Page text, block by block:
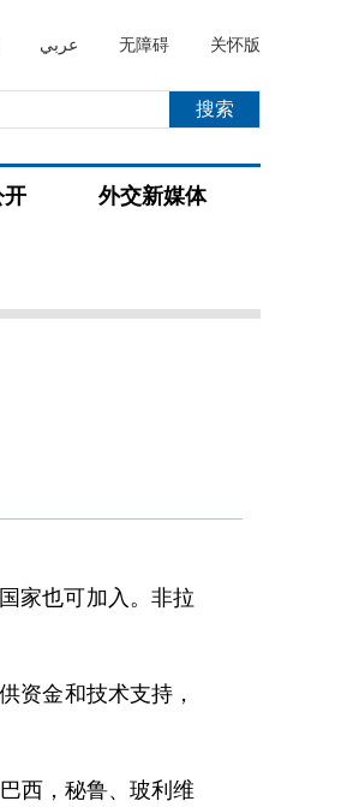
عربي 无障碍 关怀版
开 外交新媒体
家也可加入。非拉
资金和技术支持，
西，秘鲁、玻利维